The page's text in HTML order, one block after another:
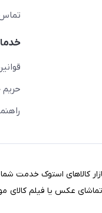
تماس